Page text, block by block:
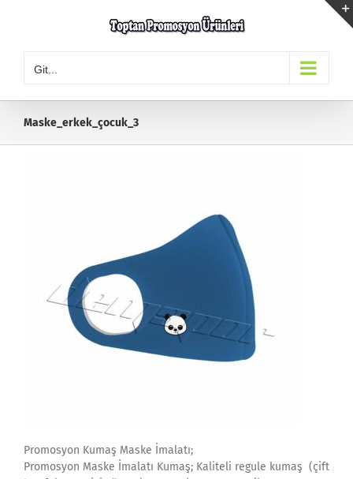
Git...
Maske_erkek_çocuk_3
Promosyon Kumaş Maske İmalatı;
Promosyon Maske İmalatı Kumaş; Kaliteli regule kumaş (çift